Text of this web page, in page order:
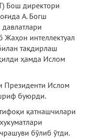
Бош директори
А. Богш
интеллектуал
тақдирлаш
ҳамда Ислом
Президенти Ислом
буюрди.
қатнашчилари
бўлиб ўтди.